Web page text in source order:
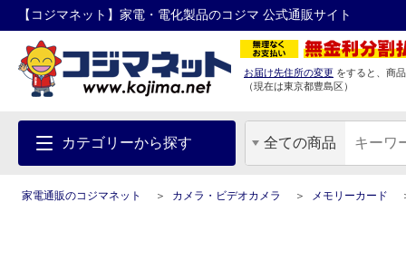
【コジマネット】家電・電化製品のコジマ 公式通販サイト
お届け先住所の変更 をすると、商
（現在は東京都豊島区）
カテゴリーから探す 全ての商品
家電通販のコジマネット カメラ・ビデオカメラ メモリーカード